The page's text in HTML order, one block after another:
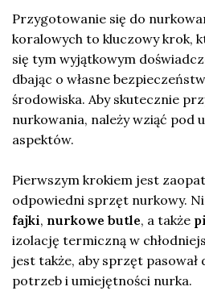
Przygotowanie się do
koralowych to kluczowy krok,
się tym wyjątkowym
dbając o własne
środowiska. Aby skutecznie
nurkowania, należy wziąć pod
aspektów.
Pierwszym krokiem jest
odpowiedni sprzęt nurkowy.
fajki, nurkowe butle, a także
izolację termiczną w
jest także, aby sprzęt pasował
potrzeb i umiejętności nurka.